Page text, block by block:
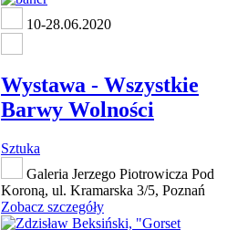
10-28.06.2020
Wystawa - Wszystkie
Barwy Wolności
Sztuka
Galeria Jerzego Piotrowicza Pod
Koroną, ul. Kramarska 3/5, Poznań
Zobacz szczegóły